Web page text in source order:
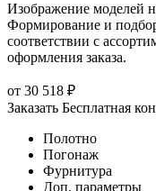
Изображение моделей
Формирование и подбор
соответствии с
оформления заказа.
от 30 518 ₽
Заказать Бесплатная
Полотно
Погонаж
Фурнитура
Доп. параметры